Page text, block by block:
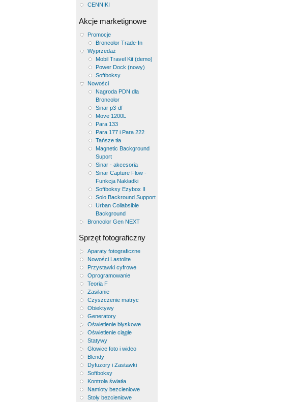
CENNIKI
Akcje marketignowe
Promocje
Broncolor Trade-In
Wyprzedaż
Mobil Travel Kit (demo)
Power Dock (nowy)
Softboksy
Nowości
Nagroda PDN dla
Broncolor
Sinar p3-df
Move 1200L
Para 133
Para 177 i Para 222
Tańsze tła
Magnetic Background
Suport
Sinar - akcesoria
Sinar Capture Flow -
Funkcja Nakładki
Softboksy Ezybox II
Solo Backround Support
Urban Collabsible
Background
Broncolor Gen NEXT
Sprzęt fotograficzny
Aparaty fotograficzne
Nowości Lastolite
Przystawki cyfrowe
Oprogramowanie
Teoria F
Zasilanie
Czyszczenie matryc
Obiektywy
Generatory
Oświetlenie błyskowe
Oświetlenie ciągłe
Statywy
Głowice foto i wideo
Blendy
Dyfuzory i Zastawki
Softboksy
Kontrola światła
Namioty bezcieniowe
Stoły bezcieniowe